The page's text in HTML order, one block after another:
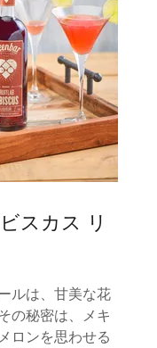
スカス リ
ルは、甘美な花
の秘密は、メキ
ロンを思わせる